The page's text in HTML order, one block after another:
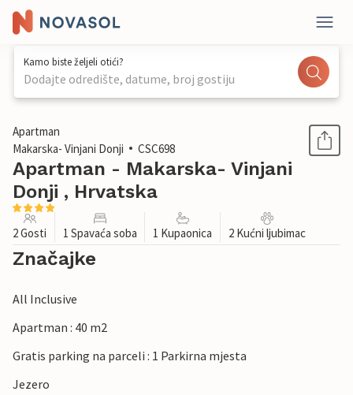
Kamo biste željeli otići?
Dodajte odredište, datume, broj gostiju
1 / 20
Apartman
Makarska- Vinjani Donji
CSC698
Apartman - Makarska- Vinjani
Donji , Hrvatska
2 Gosti 1 Spavaća soba 1 Kupaonica 2 Kućni ljubimac
Značajke
All Inclusive
Apartman : 40 m2
Gratis parking na parceli : 1 Parkirna mjesta
Jezero